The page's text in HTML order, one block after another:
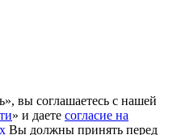
вы соглашаетесь с нашей
» и даете согласие на
Вы должны принять перед